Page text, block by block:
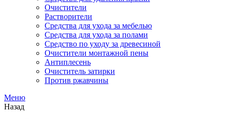
Очистители
Растворители
Средства для ухода за мебелью
Средства для ухода за полами
Средство по уходу за древесиной
Очистители монтажной пены
Антиплесень
Очиститель затирки
Против ржавчины
Меню
Назад